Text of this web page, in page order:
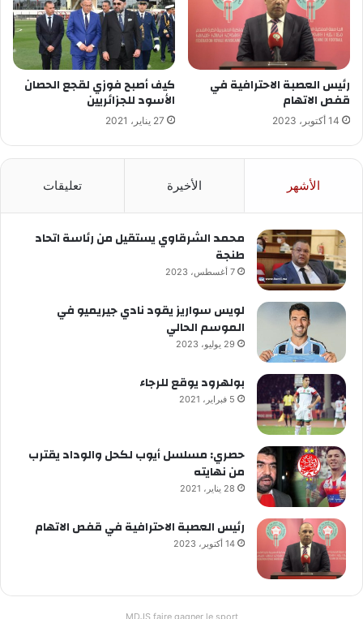
رئيس العصبة الاحترافية في
قفص الاتهام
14 أكتوبر، 2023
كيف أصبح فوزي لقجع الحصان
الأسود للجزائريين
27 يناير، 2021
الأشهر الأخيرة تعليقات
محمد الشرقاوي يستقيل من رئاسة اتحاد
طنجة
7 أغسطس، 2023
لويس سواريز يقود نادي جيريميو في
الموسم الحالي
29 يوليو، 2023
بولهرود يوقع للرجاء
5 فبراير، 2021
حصري: مسلسل أيوب لكحل والوداد يقترب
من نهايته
28 يناير، 2021
رئيس العصبة الاحترافية في قفص الاتهام
14 أكتوبر، 2023